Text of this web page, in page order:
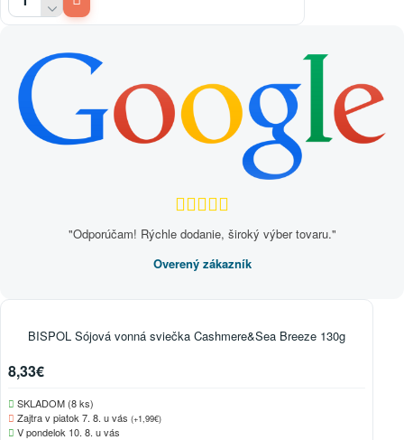
"Odporúčam! Rýchle dodanie, široký výber tovaru."
Overený zákazník
BISPOL Sójová vonná sviečka Cashmere&Sea Breeze 130g
8,33€
SKLADOM (8 ks)
Zajtra v piatok 7. 8. u vás (+1,99€)
V pondelok 10. 8. u vás